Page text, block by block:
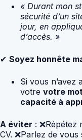
« Durant mon
sécurité d’un
jour, en
d’accès. »
✔ Soyez honnête
Si vous n’avez
votre votre
capacité à
A éviter :
CV. ❌Parlez de